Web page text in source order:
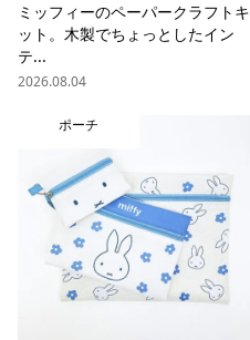
ミッフィーのペーパークラフトキ
ット。木製でちょっとしたイン
テ...
2026.08.04
ポーチ